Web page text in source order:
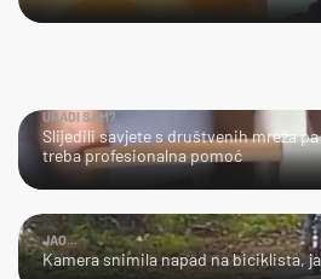
URADI SAM?
Slijedili savjete s društvenih mreža
treba profesionalna pomoć
JAO...
Kamera snimila napad na biciklista,